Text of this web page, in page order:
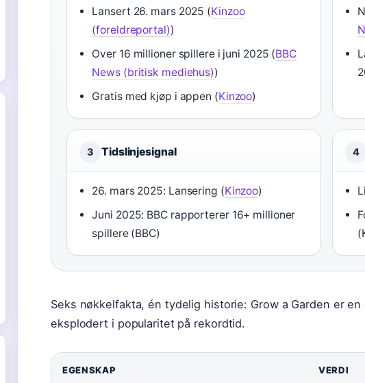
Lansert 26. mars 2025 (Kinzoo
(foreldreportal))
Over 16 millioner spillere i juni 2025 (BBC
News (britisk mediehus))
Gratis med kjøp i appen (Kinzoo)
3 Tidslinjesignal
26. mars 2025: Lansering (Kinzoo)
Juni 2025: BBC rapporterer 16+ millioner
spillere (BBC)
4
Seks nøkkelfakta, én tydelig historie: Grow a Garden er
eksplodert i popularitet på rekordtid.
EGENSKAP VERDI